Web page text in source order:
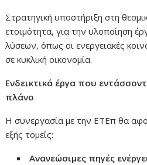
Στρατηγική υποστήριξη στη
ετοιμότητα, για την υλοποίηση
λύσεων, όπως οι ενεργειακές
σε κυκλική οικονομία.
Ενδεικτικά έργα που
πλάνο
Η συνεργασία με την ΕΤΕπ θα
εξής τομείς:
Ανανεώσιμες πηγές